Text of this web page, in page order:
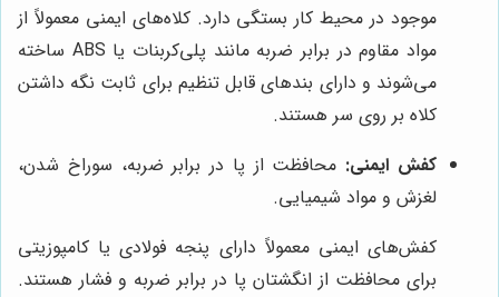
موجود در محیط کار بستگی دارد. کلاه‌های ایمنی معمولاً از
مواد مقاوم در برابر ضربه مانند پلی‌کربنات یا ABS ساخته
می‌شوند و دارای بندهای قابل تنظیم برای ثابت نگه داشتن
کلاه بر روی سر هستند.
کفش ایمنی: محافظت از پا در برابر ضربه، سوراخ شدن،
لغزش و مواد شیمیایی.
کفش‌های ایمنی معمولاً دارای پنجه فولادی یا کامپوزیتی
برای محافظت از انگشتان پا در برابر ضربه و فشار هستند.